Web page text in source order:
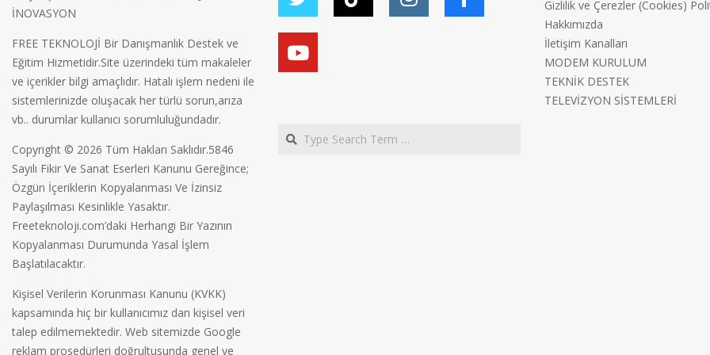
İNOVASYON
FREE TEKNOLOJİ Bir Danışmanlık Destek ve
Eğitim Hizmetidir.Site üzerindeki tüm makaleler
ve içerikler bilgi amaçlıdır. Hatalı işlem nedeni ile
sistemlerinizde oluşacak her türlü sorun,arıza
vb.. durumlar kullanıcı sorumluluğundadır.
Copyright © 2026 Tüm Hakları Saklıdır.5846
Sayılı Fikir Ve Sanat Eserleri Kanunu Gereğince;
Özgün İçeriklerin Kopyalanması Ve İzinsiz
Paylaşılması Kesinlikle Yasaktır.
Freeteknoloji.com’daki Herhangi Bir Yazının
Kopyalanması Durumunda Yasal İşlem
Başlatılacaktır.
Kişisel Verilerin Korunması Kanunu (KVKK)
kapsamında hiç bir kullanıcımız dan kişisel veri
talep edilmemektedir. Web sitemizde Google
reklam prosedürleri doğrultusunda genel ve
Search
Gizlilik ve Çerezler (Cookies)
Hakkımızda
İletişim Kanalları
MODEM KURULUM
TEKNİK DESTEK
TELEVİZYON SİSTEMLERİ